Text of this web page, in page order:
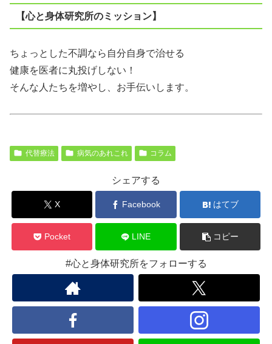
【心と身体研究所のミッション】
ちょっとした不調なら自分自身で治せる
健康を医者に丸投げしない！
そんな人たちを増やし、お手伝いします。
代替療法 病気のあれこれ コラム
シェアする
X Facebook はてブ
Pocket LINE コピー
#心と身体研究所をフォローする